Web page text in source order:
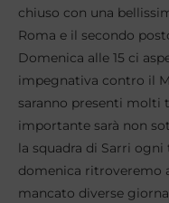
chiuso con una
Roma e il secondo
Domenica alle 15 ci
impegnativa contro il
saranno presenti molti
importante sarà non
la squadra di Sarri
domenica ritroveremo
mancato diverse